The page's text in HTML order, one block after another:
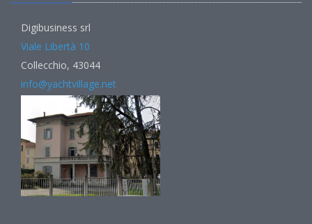
Digibusiness srl
Viale Libertà 10
Collecchio, 43044
info@yachtvillage.net